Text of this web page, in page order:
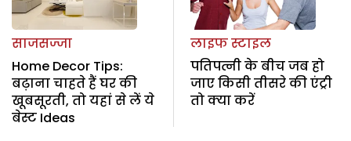
साजसज्जा
Home Decor Tips:
बढ़ाना चाहते हैं घर की
खूबसूरती, तो यहां से लें ये
बेस्ट Ideas
लाइफ स्टाइल
पतिपत्नी के बीच जब हो
जाए किसी तीसरे की एंट्री
तो क्या करें